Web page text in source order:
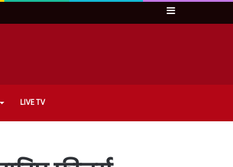
Sidebar
LIVE TV